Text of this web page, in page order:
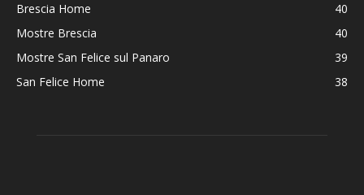
Brescia Home
40
Mostre Brescia
40
Mostre San Felice sul Panaro
39
San Felice Home
38